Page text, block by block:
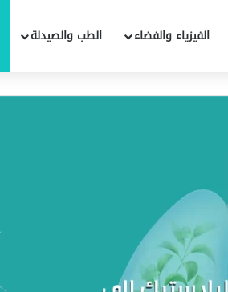
الفيزياء والفضاء الطب والصيدلة